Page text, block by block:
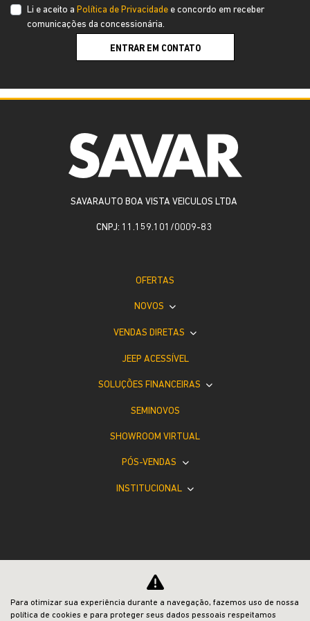
Li e aceito a Política de Privacidade e concordo em receber
comunicações da concessionária.
ENTRAR EM CONTATO
SAVARAUTO BOA VISTA VEICULOS LTDA
CNPJ: 11.159.101/0009-83
OFERTAS
NOVOS
VENDAS DIRETAS
JEEP ACESSÍVEL
SOLUÇÕES FINANCEIRAS
SEMINOVOS
SHOWROOM VIRTUAL
PÓS-VENDAS
INSTITUCIONAL
Desacelere. Seu bem maior é a vida.
Para otimizar sua experiência durante a navegação, fazemos uso de nossa
política de cookies e para proteger seus dados pessoais respeitamos